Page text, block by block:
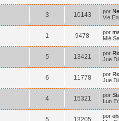
3 10143 por
Vie
1 9478 por
Mié
5 13421 por
Jue
6 11778 por
Jue
4 15321 por
Lun
5 13205 por